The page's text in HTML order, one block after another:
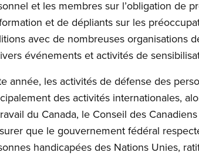
et les membres sur l’obligation de
et de dépliants sur les
avec de nombreuses organisations
événements et activités de
année, les activités de défense des
des activités internationales,
du Canada, le Conseil des
que le gouvernement fédéral
handicapées des Nations Unies,